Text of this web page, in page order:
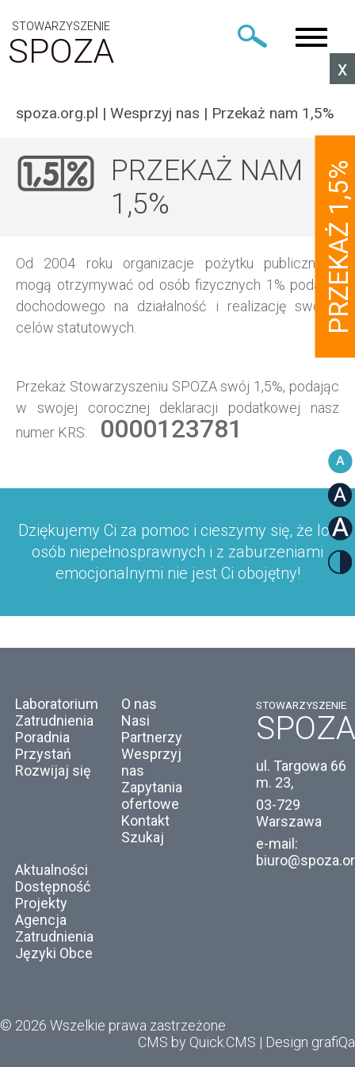
STOWARZYSZENIE
SPOZA
spoza.org.pl | Wesprzyj nas | Przekaż nam 1,5%
PRZEKAŻ NAM
1,5%
Od 2004 roku organizacje pożytku publicznego
mogą otrzymywać od osób fizycznych 1% podatku
dochodowego na działalność i realizację swoich
celów statutowych.
Przekaż Stowarzyszeniu SPOZA swój 1,5%, podając
w swojej corocznej deklaracji podatkowej nasz
numer KRS:
0000123781
Dziękujemy Ci za pomoc i cieszymy się, że los
osób niepełnosprawnych i z zaburzeniami
emocjonalnymi nie jest Ci obojętny!
Laboratorium
Zatrudnienia
Poradnia
Przystań
Rozwijaj się
O nas
Nasi
Partnerzy
Wesprzyj
nas
Zapytania
ofertowe
Kontakt
Szukaj
STOWARZYSZENIE
SPOZA
ul. Targowa 66
m. 23,
03-729
Warszawa
e-mail:
Aktualności
Dostępność
Projekty
Agencja
Zatrudnienia
Języki Obce
© 2026 Wszelkie prawa zastrzeżone
CMS by Quick.CMS | Design grafiQa
x
PRZEKAŻ 1,5%